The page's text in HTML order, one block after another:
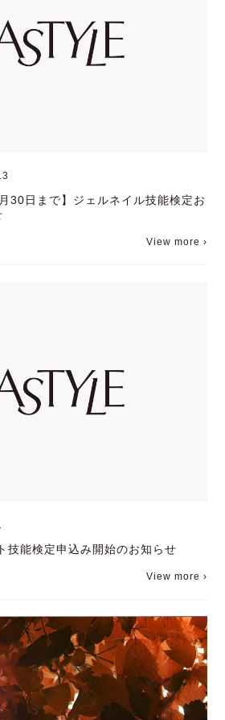
30日まで】ジェルネイル技能検定お
View more ›
技能検定申込み開始のお知らせ
View more ›